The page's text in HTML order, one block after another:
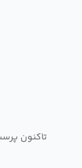
تاکنون